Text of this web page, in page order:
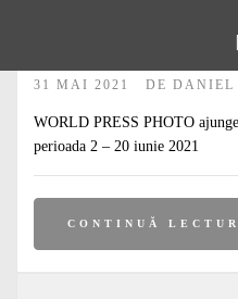
31 MAI 2021 DE DANIEL
WORLD PRESS PHOTO
perioada 2 – 20 iunie
CONTINUĂ